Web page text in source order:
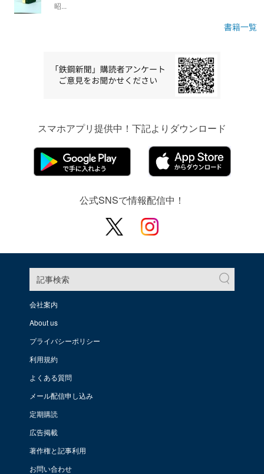
昭...
書籍一覧
スマホアプリ提供中！下記よりダウンロード
公式SNSで情報配信中！
記事検索
会社案内
About us
プライバシーポリシー
利用規約
よくある質問
メール配信申し込み
定期購読
広告掲載
著作権と記事利用
お問い合わせ